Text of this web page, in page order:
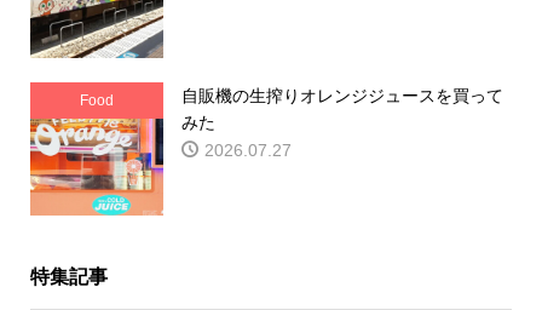
Food
自販機の生搾りオレンジジュースを買って
みた
2026.07.27
特集記事